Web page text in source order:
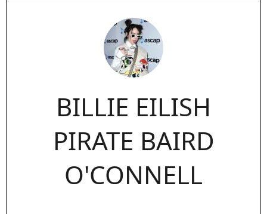
BILLIE EILISH
PIRATE BAIRD
O'CONNELL